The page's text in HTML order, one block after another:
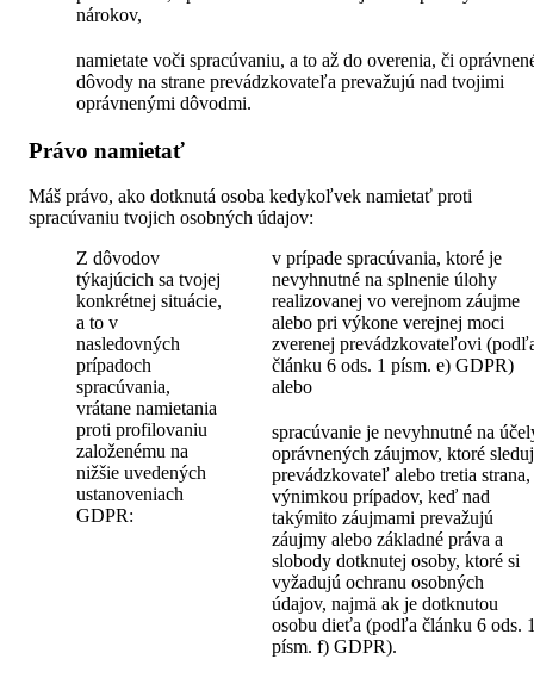
nárokov,
namietate voči spracúvaniu, a to až do overenia, či
dôvody na strane prevádzkovateľa prevažujú nad tvojimi
oprávnenými dôvodmi.
Právo namietať
Máš právo, ako dotknutá osoba kedykoľvek namietať proti
spracúvaniu tvojich osobných údajov:
Z dôvodov
týkajúcich sa tvojej
konkrétnej situácie,
a to v
nasledovných
prípadoch
spracúvania,
vrátane namietania
proti profilovaniu
založenému na
nižšie uvedených
ustanoveniach
GDPR:
v prípade spracúvania, ktoré je
nevyhnutné na splnenie úlohy
realizovanej vo verejnom záujme
alebo pri výkone verejnej moci
zverenej prevádzkovateľovi
článku 6 ods. 1 písm. e) GDPR)
alebo
spracúvanie je nevyhnutné na
oprávnených záujmov, ktoré
prevádzkovateľ alebo tretia strana,
výnimkou prípadov, keď nad
takýmito záujmami prevažujú
záujmy alebo základné práva a
slobody dotknutej osoby, ktoré si
vyžadujú ochranu osobných
údajov, najmä ak je dotknutou
osobu dieťa (podľa článku 6 ods.
písm. f) GDPR).